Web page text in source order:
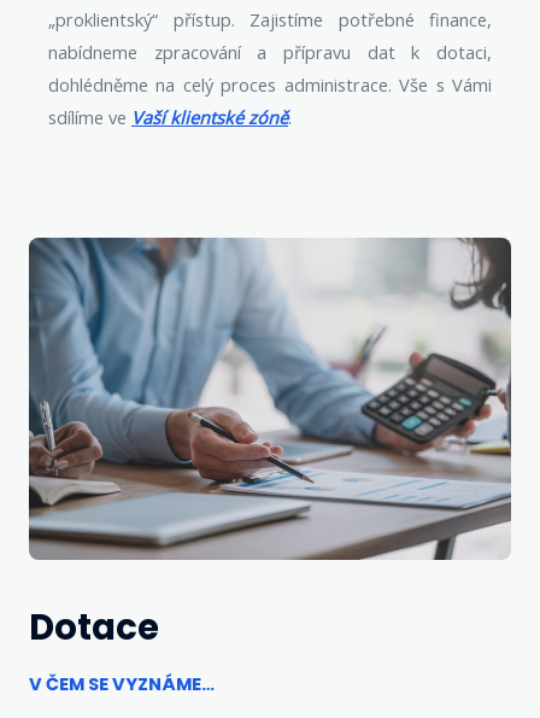
„proklientský“ přístup. Zajistíme potřebné finance,
nabídneme zpracování a přípravu dat k dotaci,
dohlédněme na celýproces administrace.Vše s Vámi
sdílíme ve Vaší klientské zóně.
Dotace
V ČEM SE VYZNÁME…​